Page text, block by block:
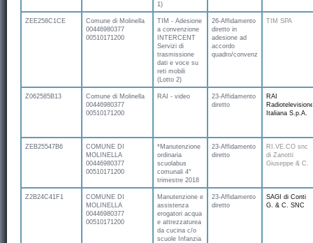
1)
ZEE258C1CE
Comune di Molinella
00446980377
00510171200
TIM - Adesione
a convenzione
INTERCENT
Servizi di
trasmissione
dati e voce su
reti mobili
(Lotto 2)
26-Affidamento
diretto in
adesione ad
accordo
quadro/convenzione
TIM SPA
Z062585B13
Comune di Molinella
00446980377
00510171200
RAI - video
23-Affidamento
diretto
RAI
Radiotelevisione
Italiana S.p.A.
ZEB25547B6
COMUNE DI
MOLINELLA
00446980377
00510171200
*Manutenzione
ordinaria
scuolabus
comunali 4°
trimestre 2018
23-Affidamento
diretto
RI.VE.CO snc
di Zanotti
Giuseppe & C.
Z2B24C41F1
COMUNE DI
MOLINELLA
00446980377
00510171200
Manutenzione e
assistenza
erogatori acqua
e attrezzaturea
da cucina c/o
scuole Infanzia
23-Affidamento
diretto
SAGI di Conti
G. & C. SNC